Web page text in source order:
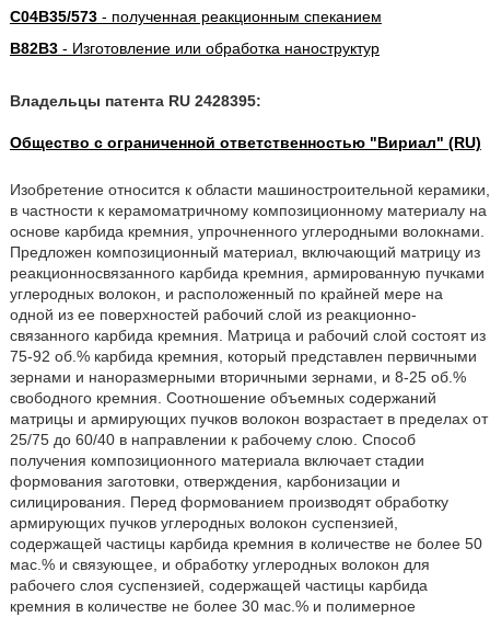
C04B35/573- полученная реакционным спеканием
B82B3- Изготовление или обработка наноструктур
Владельцы патента RU 2428395:
Общество с ограниченной ответственностью "Вириал" (RU)
Изобретение относится к области машиностроительной керамики,
в частности к керамоматричному композиционному материалу на
основе карбида кремния, упрочненного углеродными волокнами.
Предложен композиционный материал, включающий матрицу из
реакционносвязанного карбида кремния, армированную пучками
углеродных волокон, и расположенный по крайней мере на
одной из ее поверхностей рабочий слой из реакционно-
связанного карбида кремния. Матрица и рабочий слой состоят из
75-92 об.% карбида кремния, который представлен первичными
зернами и наноразмерными вторичными зернами, и 8-25 об.%
свободного кремния. Соотношение объемных содержаний
матрицы и армирующих пучков волокон возрастает в пределах от
25/75 до 60/40 в направлении к рабочему слою. Способ
получения композиционного материала включает стадии
формования заготовки, отверждения, карбонизации и
силицирования. Перед формованием производят обработку
армирующих пучков углеродных волокон суспензией,
содержащей частицы карбида кремния в количестве не более 50
мас.% и связующее, и обработку углеродных волокон для
рабочего слоя суспензией, содержащей частицы карбида
кремния в количестве не более 30 мас.% и полимерное